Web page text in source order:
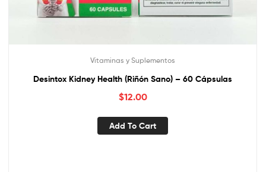
Vitaminas y Suplementos
Desintox Kidney Health (Riñón Sano) – 60 Cápsulas
$12.00
Add To Cart